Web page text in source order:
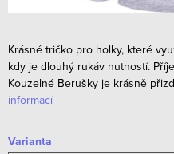
Krásné tričko pro holky, které
kdy je dlouhý rukáv nutností.
Kouzelné Berušky je krásně
informací
Varianta